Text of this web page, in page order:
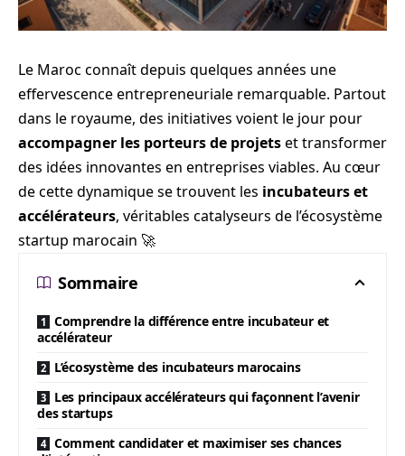
Le Maroc connaît depuis quelques années une
effervescence entrepreneuriale remarquable. Partout
dans le royaume, des initiatives voient le jour pour
accompagner les porteurs de projetset transformer
des idées innovantes en entreprises viables. Au cœur
de cette dynamique se trouvent les incubateurs et
accélérateurs, véritables catalyseurs de l’écosystème
startup marocain 🚀
Sommaire
Comprendre la différence entre incubateur et
accélérateur
L’écosystème des incubateurs marocains
Les principaux accélérateurs qui façonnent l’avenir
des startups
Comment candidater et maximiser ses chances